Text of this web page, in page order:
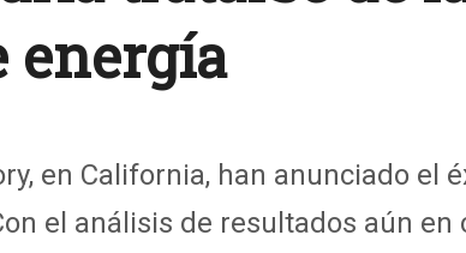
energía
en California, han anunciado el
el análisis de resultados aún en